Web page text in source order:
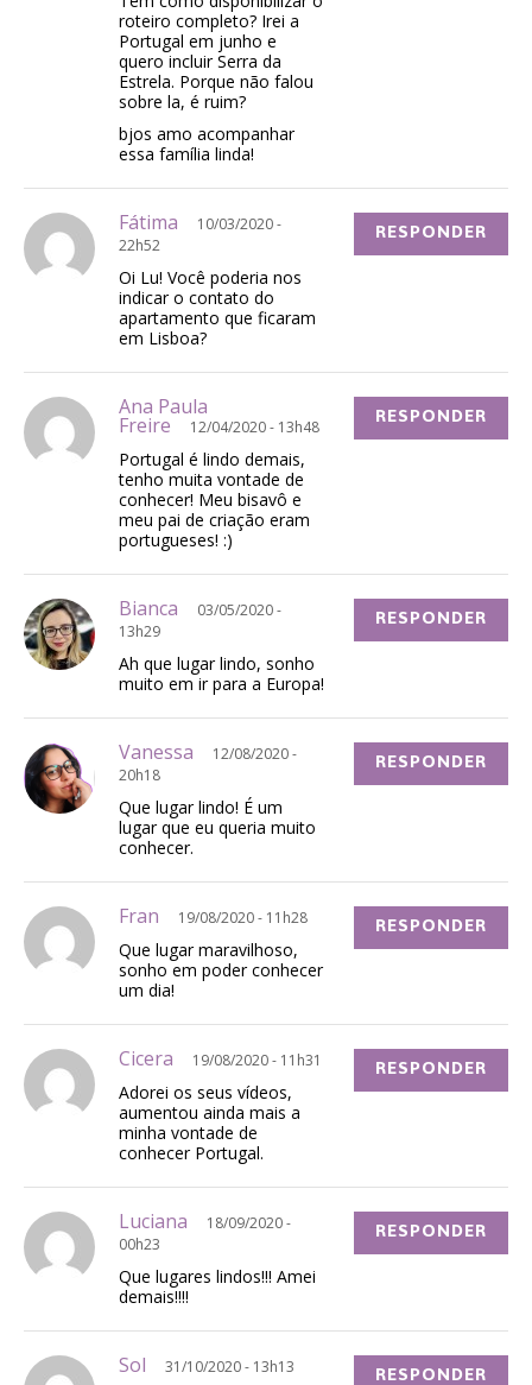
roteiro completo? Irei a
Portugal em junho e
quero incluir Serra da
Estrela. Porque não falou
sobre la, é ruim?
bjos amo acompanhar
essa família linda!
Fátima
10/03/2020 -
22h52
Oi Lu! Você poderia nos
indicar o contato do
apartamento que ficaram
em Lisboa?
RESPONDER
Ana Paula
Freire 12/04/2020 - 13h48
Portugal é lindo demais,
tenho muita vontade de
conhecer! Meu bisavô e
meu pai de criação eram
portugueses! :)
RESPONDER
Bianca
03/05/2020 -
13h29
Ah que lugar lindo, sonho
muito em ir para a Europa!
RESPONDER
Vanessa
12/08/2020 -
20h18
Que lugar lindo! É um
lugar que eu queria muito
conhecer.
RESPONDER
Fran 19/08/2020 - 11h28
Que lugar maravilhoso,
sonho em poder conhecer
um dia!
RESPONDER
Cicera 19/08/2020 - 11h31
Adorei os seus vídeos,
aumentou ainda mais a
minha vontade de
conhecer Portugal.
RESPONDER
Luciana
18/09/2020 -
00h23
Que lugares lindos!!! Amei
demais!!!!
RESPONDER
Sol 31/10/2020 - 13h13 RESPONDER